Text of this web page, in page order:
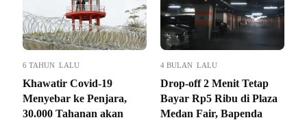
6 TAHUN LALU
Khawatir Covid-19
Menyebar ke Penjara,
30.000 Tahanan akan
4 BULAN LALU
Drop-off 2 Menit Tetap
Bayar Rp5 Ribu di Plaza
Medan Fair, Bapenda